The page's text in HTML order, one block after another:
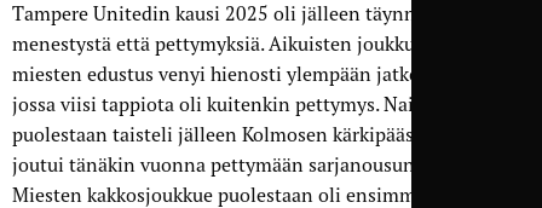
Tampere Unitedin kausi 2025 oli jälleen täynnä sekä
menestystä että pettymyksiä. Aikuisten joukkueista
miesten edustus venyi hienosti ylempään jatkosarjaan,
jossa viisi tappiota oli kuitenkin pettymys. Naisten edustus
puolestaan taisteli jälleen Kolmosen kärkipäässä, mutta
joutui tänäkin vuonna pettymään sarjanousun suhteen.
Miesten kakkosjoukkue puolestaan oli ensimmäistä kertaa